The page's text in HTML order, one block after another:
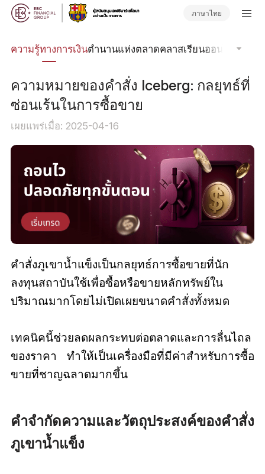
ภาษาไทย
ความรู้ทางการเงินตำนานแห่งตลาดคลาสเรียนออนไลน์โฟกั
ความหมายของคำสั่ง Iceberg: กลยุทธ์ที่
ซ่อนเร้นในการซื้อขาย
เผยแพร่เมื่อ: 2025-04-16
คำสั่งภูเขาน้ำแข็งเป็นกลยุทธ์การซื้อขายที่นัก
ลงทุนสถาบันใช้เพื่อซื้อหรือขายหลักทรัพย์ใน
ปริมาณมากโดยไม่เปิดเผยขนาดคำสั่งทั้งหมด
เทคนิคนี้ช่วยลดผลกระทบต่อตลาดและการลื่นไถล
ของราคา ทำให้เป็นเครื่องมือที่มีค่าสำหรับการซื้อ
ขายที่ชาญฉลาดมากขึ้น
คำจำกัดความและวัตถุประสงค์ของคำสั่ง
ภูเขาน้ำแข็ง